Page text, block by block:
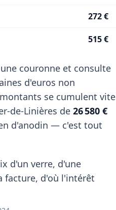
272 €
515 €
couronne et consulte
d'euros non
se cumulent vite
de-Linières de 26 580 €
d'anodin — c'est tout
d'un verre, d'une
facture, d'où l'intérêt